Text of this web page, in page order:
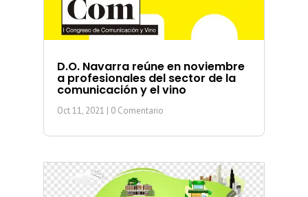
D.O. Navarra reúne en noviembre
a profesionales del sector de la
comunicación y el vino
Oct 11, 2021 | 0 Comentario